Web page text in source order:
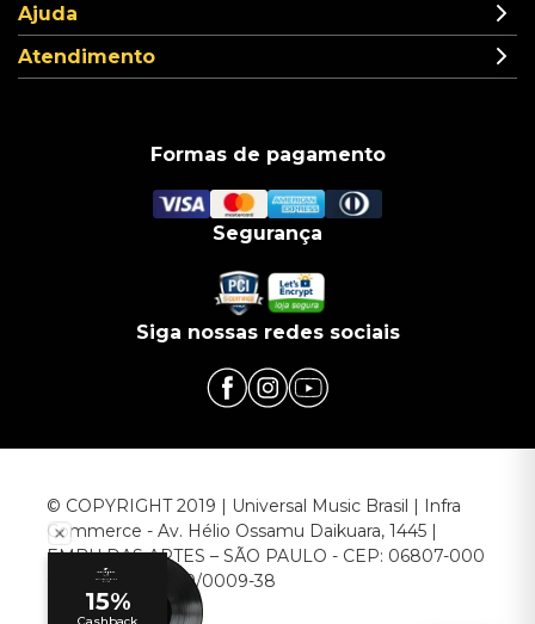
Ajuda
Atendimento
Formas de pagamento
Segurança
Siga nossas redes sociais
© COPYRIGHT 2019 | Universal Music Brasil | Infra
Commerce - Av. Hélio Ossamu Daikuara, 1445 |
EMBU DAS ARTES – SÃO PAULO - CEP: 06807-000
CNPJ: 00.952.789/0009-38